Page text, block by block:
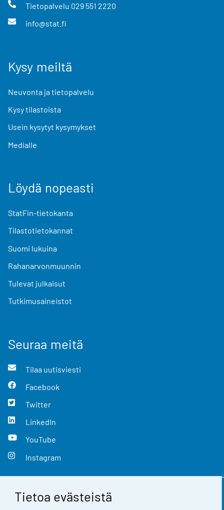
Tietoa evästeistä
Tietopalvelu 029 551 2220
info@stat.fi
Kysy meiltä
Neuvonta ja tietopalvelu
Kysy tilastoista
Usein kysytyt kysymykset
Medialle
Löydä nopeasti
StatFin-tietokanta
Tilastotietokannat
Suomi lukuina
Rahanarvonmuunnin
Tulevat julkaisut
Tutkimusaineistot
Seuraa meitä
Tilaa uutisviesti
Facebook
Twitter
LinkedIn
YouTube
Instagram
Yhteystiedot